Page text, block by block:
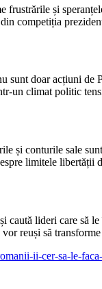
și
competiția
doar acțiuni
un climat politic
și conturile sale
limitele
lideri care să
reuși să
ii-cer-sa-le-